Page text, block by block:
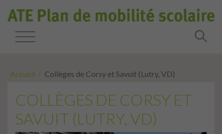
Accueil Collèges de Corsy et Savuit (Lutry, VD)
COLLÈGES DE CORSY ET
SAVUIT (LUTRY, VD)